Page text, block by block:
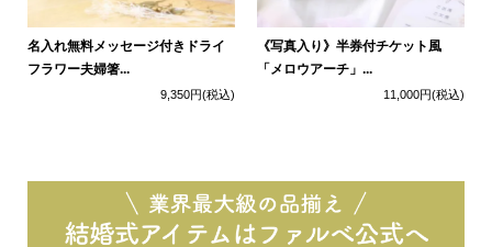
名入れ無料メッセージ付きドライ
フラワー夫婦箸...
9,350円(税込)
《写真入り》半券付チケット風
「メロウアーチ」...
11,000円(税込)